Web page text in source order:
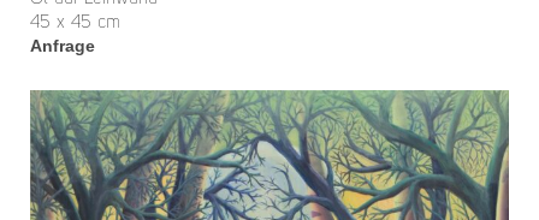
45 x 45 cm
Anfrage